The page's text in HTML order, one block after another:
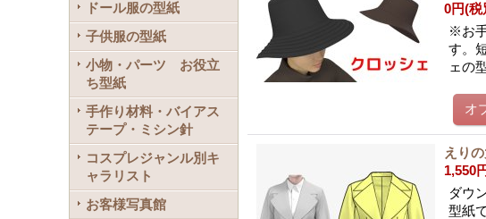
ドール服の型紙
子供服の型紙
小物・パーツ お役立
ち型紙
手作り材料・バイアス
テープ・ミシン針
コスプレジャンル別キ
ャラリスト
お客様写真館
0円(税
※お
す。
ェの
えり
1,550
ダウ
型紙